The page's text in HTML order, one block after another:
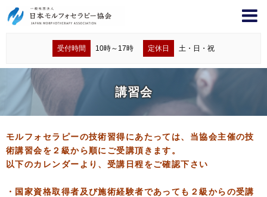
受付時間 10時～17時 定休日 土・日・祝
講習会
モルフォセラピーの技術習得にあたっては、当協会主催の技
術講習会を２級から順にご受講頂きます。
以下のカレンダーより、受講日程をご確認下さい
・国家資格取得者及び施術経験者であっても２級からの受講